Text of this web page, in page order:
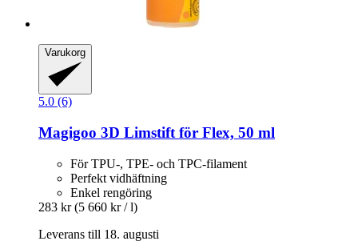
Varukorg
5.0 (6)
Magigoo 3D Limstift för Flex, 50 ml
För TPU-, TPE- och TPC-filament
Perfekt vidhäftning
Enkel rengöring
283 kr (5 660 kr / l)
Leverans till 18. augusti